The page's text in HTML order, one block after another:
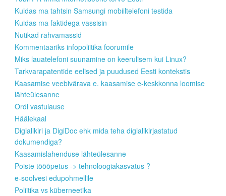
Kuidas ma tahtsin Samsungi mobiiltelefoni testida
Kuidas ma faktidega vassisin
Nutikad rahvamassid
Kommentaariks infopoliitika foorumile
Miks lauatelefoni suunamine on keerulisem kui Linux?
Tarkvarapatentide eelised ja puudused Eesti kontekstis
Kaasamise veebivärava e. kaasamise e-keskkonna loomise
lähteülesanne
Ordi vastulause
Häälekaal
Digiallkiri ja DigiDoc ehk mida teha digiallkirjastatud
dokumendiga?
Kaasamislahenduse lähteülesanne
Poiste tööõpetus -> tehnoloogiakasvatus ?
e-soolvesi edupohmellile
Poliitika vs küberneetika